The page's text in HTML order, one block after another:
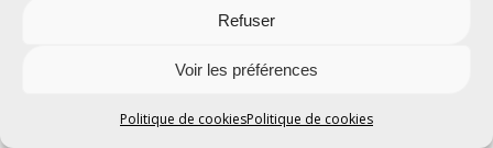
Refuser
Voir les préférences
Politique de cookiesPolitique de cookies
parties de se faire assister par un avocat ayant une pratique du
précisément les enjeux, d’évaluer les risques et de bâtir une
la situation concrète.